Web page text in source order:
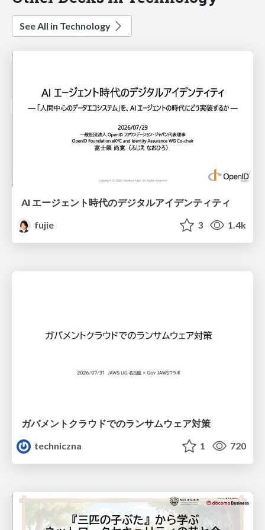
See All in Technology
AI エージェント時代のデジタルアイデンティティ
fujie
3 1.4k
ガバメントクラウドでのランサムウェア対策
techniczna
1 720